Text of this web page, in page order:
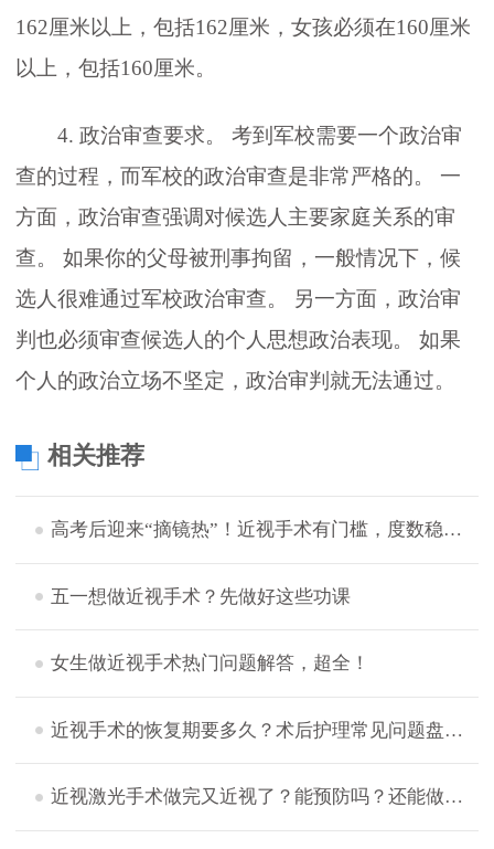
162厘米以上，包括162厘米，女孩必须在160厘米
以上，包括160厘米。
4. 政治审查要求。 考到军校需要一个政治审
查的过程，而军校的政治审查是非常严格的。 一
方面，政治审查强调对候选人主要家庭关系的审
查。 如果你的父母被刑事拘留，一般情况下，候
选人很难通过军校政治审查。 另一方面，政治审
判也必须审查候选人的个人思想政治表现。 如果
个人的政治立场不坚定，政治审判就无法通过。
相关推荐
高考后迎来“摘镜热”！近视手术有门槛，度数稳定后才宜手术
五一想做近视手术？先做好这些功课
女生做近视手术热门问题解答，超全！
近视手术的恢复期要多久？术后护理常见问题盘点，想摘镜的看过来！
近视激光手术做完又近视了？能预防吗？还能做二次手术吗？